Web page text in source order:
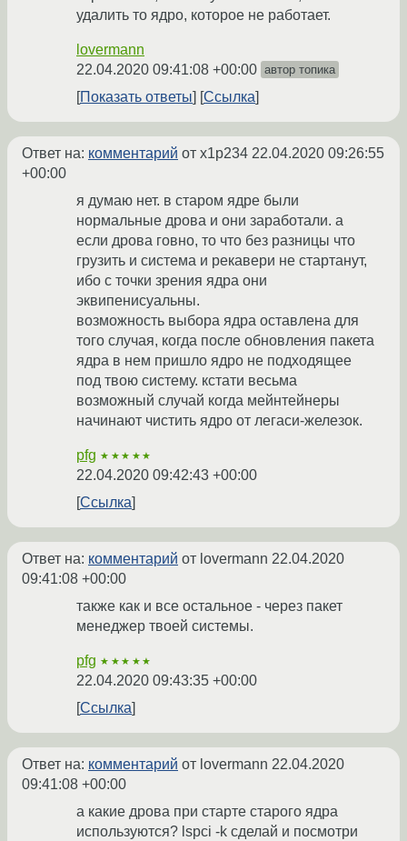
удалить то ядро, которое не работает.
lovermann
22.04.2020 09:41:08 +00:00 автор топика
Показать ответы Ссылка
Ответ на: комментарий от x1p234 22.04.2020 09:26:55
+00:00
я думаю нет. в старом ядре были
нормальные дрова и они заработали. а
если дрова говно, то что без разницы что
грузить и система и рекавери не стартанут,
ибо с точки зрения ядра они
эквипенисуальны.
возможность выбора ядра оставлена для
того случая, когда после обновления пакета
ядра в нем пришло ядро не подходящее
под твою систему. кстати весьма
возможный случай когда мейнтейнеры
начинают чистить ядро от легаси-железок.
pfg ★★★★★
22.04.2020 09:42:43 +00:00
Ссылка
Ответ на: комментарий от lovermann 22.04.2020
09:41:08 +00:00
также как и все остальное - через пакет
менеджер твоей системы.
pfg ★★★★★
22.04.2020 09:43:35 +00:00
Ссылка
Ответ на: комментарий от lovermann 22.04.2020
09:41:08 +00:00
а какие дрова при старте старого ядра
используются? lspci -k сделай и посмотри